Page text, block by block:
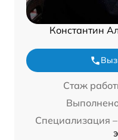
Константин
Стаж
Специализация –